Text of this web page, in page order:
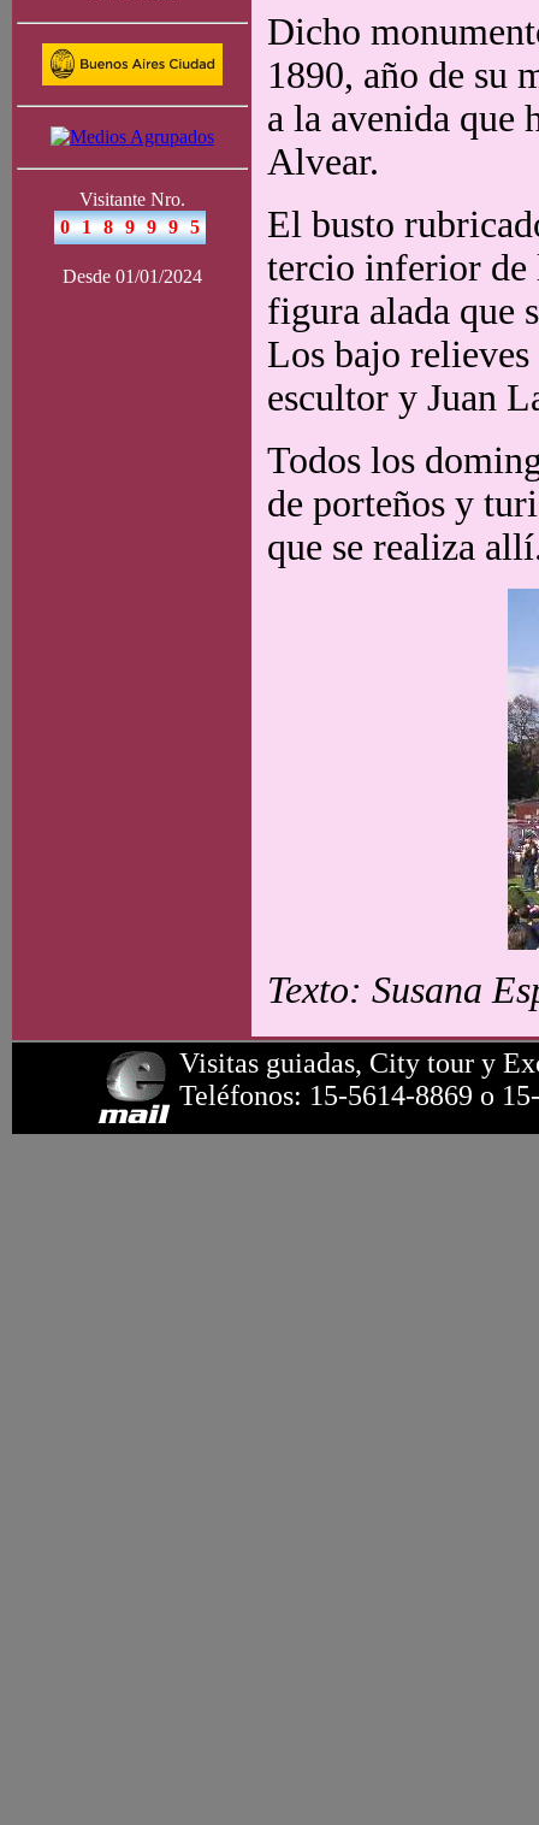
Visitante Nro.
Desde 01/01/2024
Dicho
1890, año de su
a la avenida que
Alvear.
El busto
tercio inferior de
figura alada que
Los bajo
escultor y Juan
Todos los
de porteños y
que se realiza
Texto: Susana
Visitas guiadas, City tour y
Teléfonos: 15-5614-8869 o